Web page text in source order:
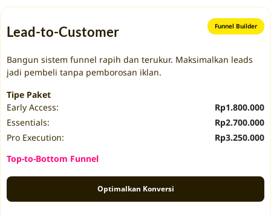
Lead-to-Customer Funnel Builder
Bangun sistem funnel rapih dan terukur. Maksimalkan leads
jadi pembeli tanpa pemborosan iklan.
Tipe Paket
Early Access:
Rp1.800.000
Essentials:
Rp2.700.000
Pro Execution:
Rp3.250.000
Top-to-Bottom Funnel
Optimalkan Konversi